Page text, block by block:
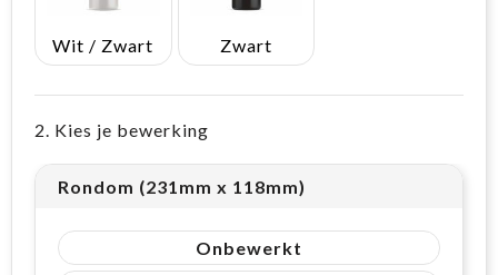
Wit / Zwart Zwart
2. Kies je bewerking
Rondom (231mm x 118mm)
Onbewerkt